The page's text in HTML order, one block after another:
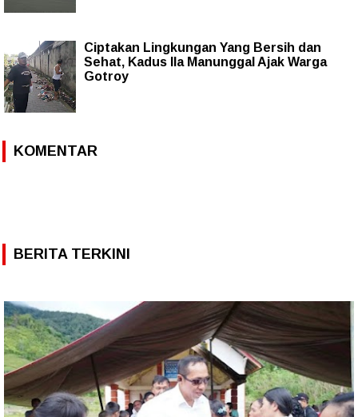
Ciptakan Lingkungan Yang Bersih dan
Sehat, Kadus IIa Manunggal Ajak Warga
Gotroy
KOMENTAR
BERITA TERKINI